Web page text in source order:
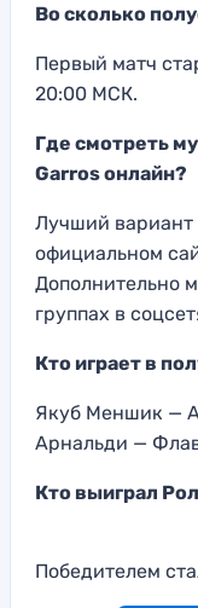
Во сколько
Первый матч
20:00 МСК.
Где смотреть
Garros онлайн?
Лучший вариант
официальном
Дополнительно
группах в
Кто играет в
Якуб Меншик —
Арнальди —
Кто выиграл
Победителем